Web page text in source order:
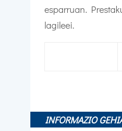
esparruan.
lagileei.
INFORMAZIO